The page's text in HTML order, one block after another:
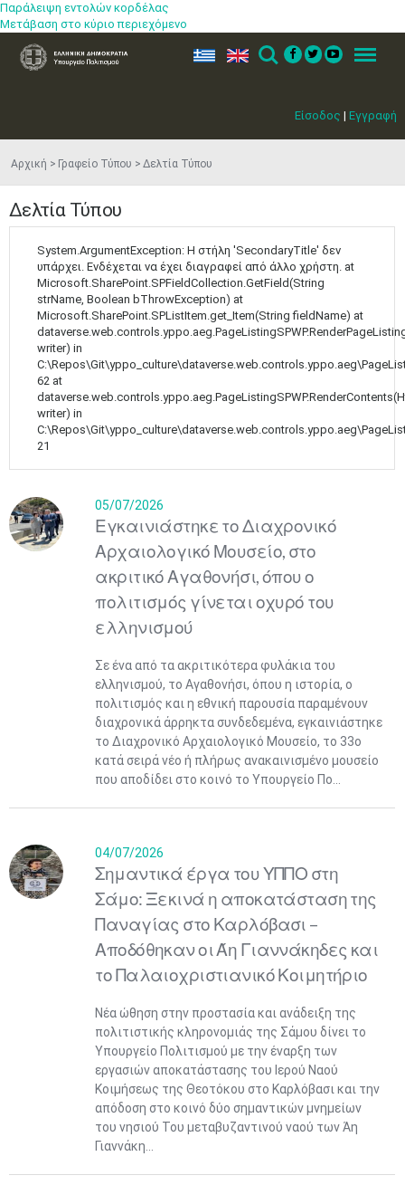
Παράλειψη εντολών κορδέλας
Μετάβαση στο κύριο περιεχόμενο
Είσοδος | Εγγραφή
ελ en Search Menu
Αρχική Γραφείο Τύπου Δελτία Τύπου
Δελτία Τύπου
System.ArgumentException: Η στήλη 'SecondaryTitle' δεν
υπάρχει. Ενδέχεται να έχει διαγραφεί από άλλο χρήστη. at
Microsoft.SharePoint.SPFieldCollection.GetField(String
strName, Boolean bThrowException) at
Microsoft.SharePoint.SPListItem.get_Item(String fieldName) at
writer) in
62 at
writer) in
21
05/07/2026
Εγκαινιάστηκε το Διαχρονικό
Αρχαιολογικό Μουσείο, στο
ακριτικό Αγαθονήσι, όπου ο
πολιτισμός γίνεται οχυρό του
ελληνισμού
Σε ένα από τα ακριτικότερα φυλάκια του
ελληνισμού, το Αγαθονήσι, όπου η ιστορία, ο
πολιτισμός και η εθνική παρουσία παραμένουν
διαχρονικά άρρηκτα συνδεδεμένα, εγκαινιάστηκε
το Διαχρονικό Αρχαιολογικό Μουσείο, το 33ο
κατά σειρά νέο ή πλήρως ανακαινισμένο μουσείο
που αποδίδει στο κοινό το Υπουργείο Πο...
04/07/2026
Σημαντικά έργα του ΥΠΠΟ στη
Σάμο: Ξεκινά η αποκατάσταση της
Παναγίας στο Καρλόβασι –
Αποδόθηκαν οι Άη Γιαννάκηδες και
το Παλαιοχριστιανικό Κοιμητήριο
Νέα ώθηση στην προστασία και ανάδειξη της
πολιτιστικής κληρονομιάς της Σάμου δίνει το
Υπουργείο Πολιτισμού με την έναρξη των
εργασιών αποκατάστασης του Ιερού Ναού
Κοιμήσεως της Θεοτόκου στο Καρλόβασι και την
απόδοση στο κοινό δύο σημαντικών μνημείων
του νησιού Του μεταβυζαντινού ναού των Άη
Γιαννάκη...